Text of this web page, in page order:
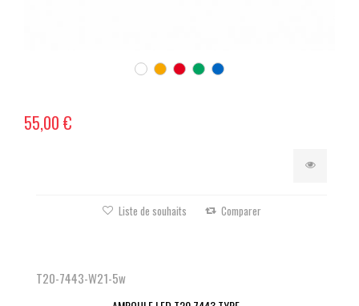
55,00 €
Liste de souhaits Comparer
T20-7443-W21-5w